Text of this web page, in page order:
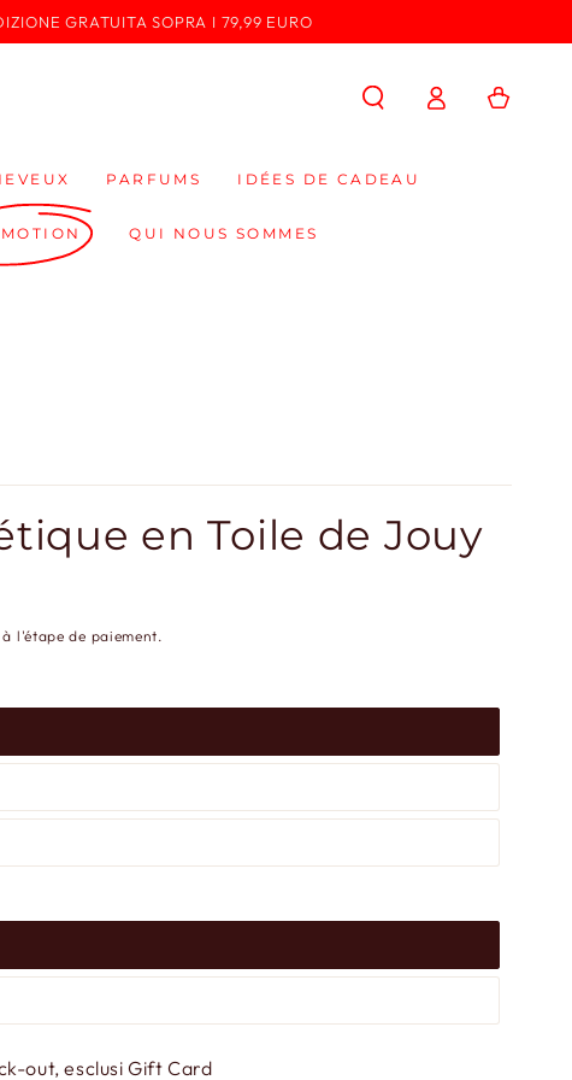
GRATUITA SOPRA I 79,99 EURO
PARFUMS IDÉES DE CADEAU
QUI NOUS SOMMES
Connexion Panier
en Toile de Jouy
l'étape de paiement.
out, esclusi Gift Card